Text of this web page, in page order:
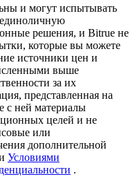
Bonus
APR
APR
и могут испытывать
решения, и Bitrue не
которые вы можете
источники цен и
выше
за их
представленная на
с ней материалы
целей и не
или
дополнительной
Условиями
.